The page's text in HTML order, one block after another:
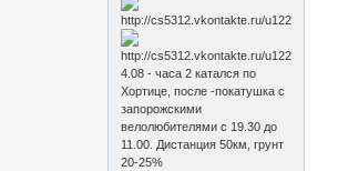
4.08 - часа 2 катался по
Хортице, после -покатушка с
запорожскими
велолюбителями с 19.30 до
11.00. Дистанция 50км, грунт
20-25%